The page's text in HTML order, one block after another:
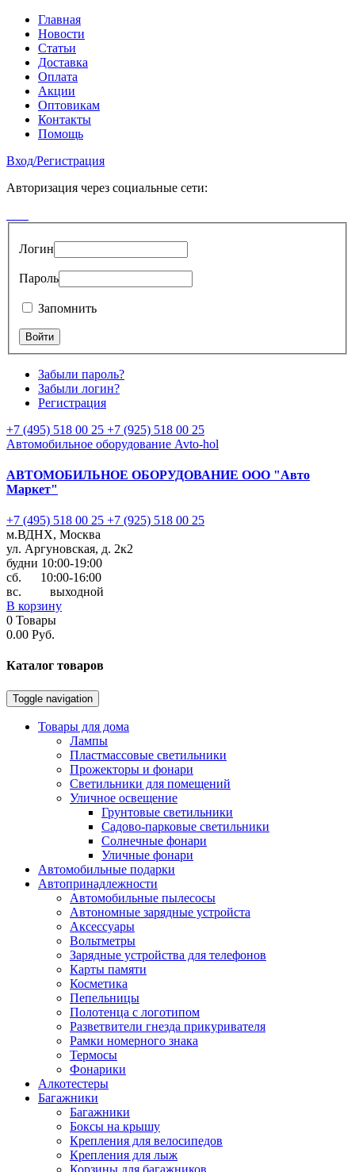
Главная
Новости
Статьи
Доставка
Оплата
Акции
Оптовикам
Контакты
Помощь
Вход/Регистрация
Авторизация через социальные сети:
Логин
Пароль
Запомнить
Забыли пароль?
Забыли логин?
Регистрация
+7 (495) 518 00 25 +7 (925) 518 00 25
Автомобильное оборудование Avto-hol
АВТОМОБИЛЬНОЕ ОБОРУДОВАНИЕ ООО "Авто
Маркет"
+7 (495) 518 00 25 +7 (925) 518 00 25
м.ВДНХ, Москва
ул. Аргуновская, д. 2к2
будни 10:00-19:00
cб. 10:00-16:00
вс. выходной
В корзину
0 Товары
0.00 Руб.
Каталог товаров
Toggle navigation
Товары для дома
Лампы
Пластмассовые светильники
Прожекторы и фонари
Светильники для помещений
Уличное освещение
Грунтовые светильники
Садово-парковые светильники
Солнечные фонари
Уличные фонари
Автомобильные подарки
Автопринадлежности
Автомобильные пылесосы
Автономные зарядные устройста
Аксессуары
Вольтметры
Зарядные устройства для телефонов
Карты памяти
Косметика
Пепельницы
Полотенца с логотипом
Разветвители гнезда прикуривателя
Рамки номерного знака
Термосы
Фонарики
Алкотестеры
Багажники
Багажники
Боксы на крышу
Крепления для велосипедов
Крепления для лыж
Корзины для багажников